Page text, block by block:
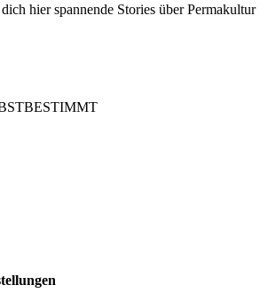
hier spannende Stories über Permakultur